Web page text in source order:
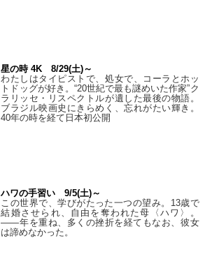
星の時 4K 8/29(土)～
わたしはタイピストで、処⼥で、コーラとホッ
トドッグが好き。“20世紀で最も謎めいた作家”ク
ラリッセ・リスペクトルが遺した最後の物語。
ブラジル映画史にきらめく、忘れがたい輝き。
40年の時を経て⽇本初公開
ハワの手習い 9/5(土)～
この世界で、学びがたった一つの望み。13歳で
結婚させられ、自由を奪われた母〈ハワ〉。
——年を重ね、多くの挫折を経てもなお、彼女
は諦めなかった。